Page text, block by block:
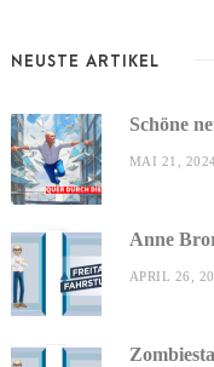
NEUSTE ARTIKEL
Schöne
MAI 21,
Anne
APRIL 26,